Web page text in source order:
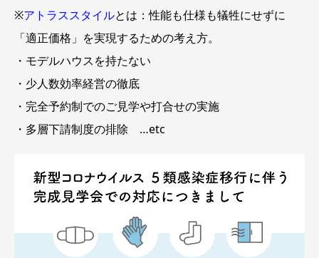
※アトラススタイルとは：性能も仕様も犠牲にせずに
「適正価格」を実現するための考え方。
・モデルハウスを持たない
・少人数効率経営の徹底
・完全予約制でのご見学や打合せの実施
・多層下請制度の排除 …etc